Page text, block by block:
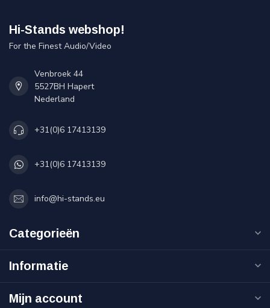
Hi-Stands webshop!
For the Finest Audio/Video
Venbroek 44
5527BH Hapert
Nederland
+31(0)6 17413139
+31(0)6 17413139
info@hi-stands.eu
Categorieën
Informatie
Mijn account